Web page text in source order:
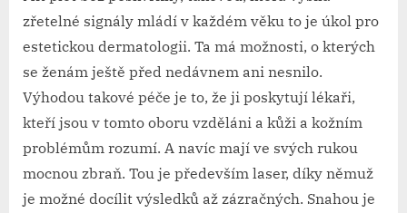
zřetelné signály mládí v každém věku to je úkol pro
estetickou dermatologii. Ta má možnosti, o kterých
se ženám ještě před nedávnem ani nesnilo.
Výhodou takové péče je to, že ji poskytují lékaři,
kteří jsou v tomto oboru vzděláni a kůži a kožním
problémům rozumí. A navíc mají ve svých rukou
mocnou zbraň. Tou je především laser, díky němuž
je možné docílit výsledků až zázračných. Snahou je